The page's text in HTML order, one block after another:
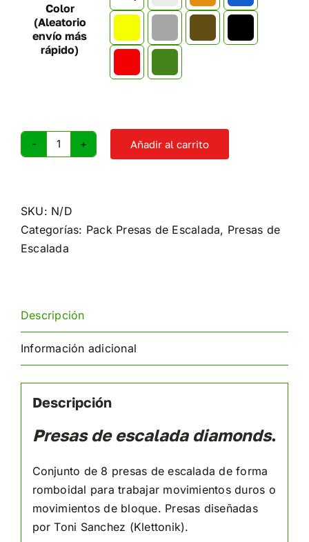
Color
(Aleatorio
envío más
rápido)
Presas
Diamonds
cantidad
Añadir al carrito
SKU: N/D
Categorías: Pack Presas de Escalada, Presas de
Escalada
Descripción
Información adicional
Descripción
Presas de escalada diamonds.
Conjunto de 8 presas de escalada de forma
romboidal para trabajar movimientos duros o
movimientos de bloque. Presas diseñadas
por Toni Sanchez (Klettonik).